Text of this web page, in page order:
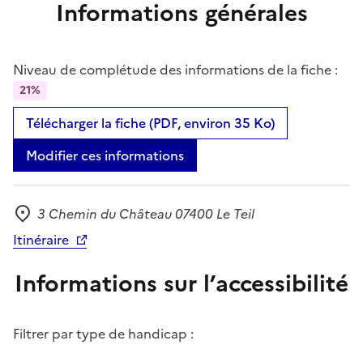
Informations générales
Niveau de complétude des informations de la fiche :
21%
Télécharger la fiche (PDF, environ 35 Ko)
Modifier ces informations
Adresse
3 Chemin du Château 07400 Le Teil
Itinéraire
Informations sur l’accessibilité
Filtrer par type de handicap :